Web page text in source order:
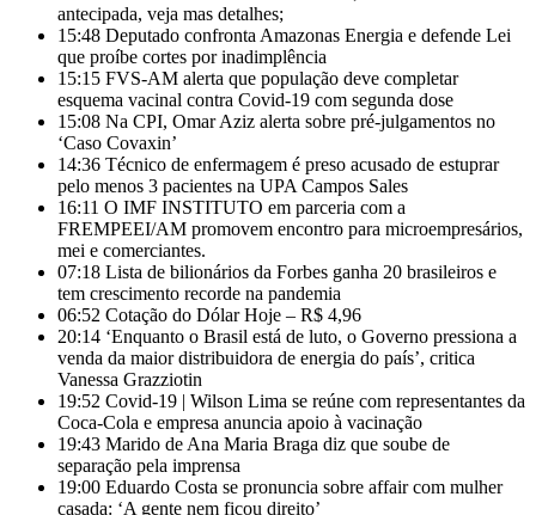
antecipada, veja mas detalhes;
15:48 Deputado confronta Amazonas Energia e defende Lei
que proíbe cortes por inadimplência
15:15 FVS-AM alerta que população deve completar
esquema vacinal contra Covid-19 com segunda dose
15:08 Na CPI, Omar Aziz alerta sobre pré-julgamentos no
‘Caso Covaxin’
14:36 Técnico de enfermagem é preso acusado de estuprar
pelo menos 3 pacientes na UPA Campos Sales
16:11 O IMF INSTITUTO em parceria com a
FREMPEEI/AM promovem encontro para microempresários,
mei e comerciantes.
07:18 Lista de bilionários da Forbes ganha 20 brasileiros e
tem crescimento recorde na pandemia
06:52 Cotação do Dólar Hoje – R$ 4,96
20:14 ‘Enquanto o Brasil está de luto, o Governo pressiona a
venda da maior distribuidora de energia do país’, critica
Vanessa Grazziotin
19:52 Covid-19 | Wilson Lima se reúne com representantes da
Coca-Cola e empresa anuncia apoio à vacinação
19:43 Marido de Ana Maria Braga diz que soube de
separação pela imprensa
19:00 Eduardo Costa se pronuncia sobre affair com mulher
casada: ‘A gente nem ficou direito’